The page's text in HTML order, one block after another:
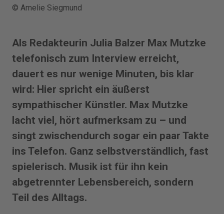
© Amelie Siegmund
Als Redakteurin Julia Balzer Max Mutzke
telefonisch zum Interview erreicht,
dauert es nur wenige Minuten, bis klar
wird: Hier spricht ein äußerst
sympathischer Künstler. Max Mutzke
lacht viel, hört aufmerksam zu – und
singt zwischendurch sogar ein paar Takte
ins Telefon. Ganz selbstverständlich, fast
spielerisch. Musik ist für ihn kein
abgetrennter Lebensbereich, sondern
Teil des Alltags.